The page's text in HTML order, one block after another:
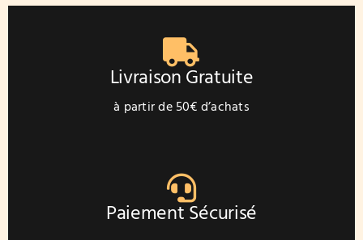
Livraison Gratuite
à partir de 50€ d’achats
Paiement Sécurisé